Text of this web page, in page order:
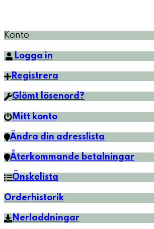
Konto
Logga in
Registrera
Glömt lösenord?
Mitt konto
Ändra din adresslista
Återkommande betalningar
Önskelista
Orderhistorik
Nerladdningar